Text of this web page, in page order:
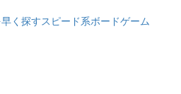
く探すスピード系ボードゲーム